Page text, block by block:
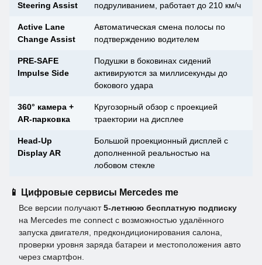
Steering Assist
подруливанием, работает до 210 км/ч
Active Lane
Change Assist
Автоматическая смена полосы по
подтверждению водителем
PRE-SAFE
Impulse Side
Подушки в боковинах сидений
активируются за миллисекунды до
бокового удара
360° камера +
AR-парковка
Кругозорный обзор с проекцией
траектории на дисплее
Head-Up
Display AR
Большой проекционный дисплей с
дополненной реальностью на
лобовом стекле
📱 Цифровые сервисы Mercedes me
Все версии получают5-летнюю бесплатную подписку
на Mercedes me connect с возможностью удалённого
запуска двигателя, предкондиционирования салона,
проверки уровня заряда батареи и местоположения авто
через смартфон.